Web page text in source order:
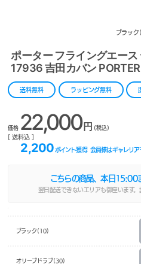
ブラッ
ポーター フライングエー
17936 吉田カバン
送料無料 ラッピング無料
価格 22,000円 (税込)
[ 送料込 ]
2,200 ポイント獲得 会員様はギャレリア
こちらの商品、本日 15:00
翌日配送できないエリアも御座います。
ブラック(10)
オリーブドラブ(30)